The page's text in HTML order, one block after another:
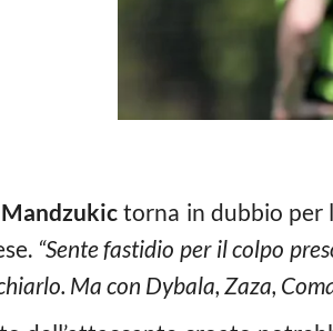
Mandzukic torna in dubbio per
“Sente fastidio per il colpo
Ma con Dybala, Zaza,